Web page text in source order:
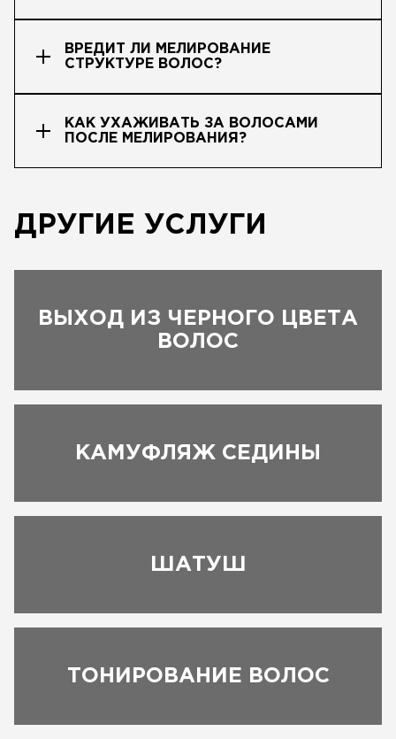
ВРЕДИТ ЛИ МЕЛИРОВАНИЕ
СТРУКТУРЕ ВОЛОС?
КАК УХАЖИВАТЬ ЗА ВОЛОСАМИ
ПОСЛЕ МЕЛИРОВАНИЯ?
ДРУГИЕ УСЛУГИ
ВЫХОД ИЗ ЧЕРНОГО ЦВЕТА
ВОЛОС
КАМУФЛЯЖ СЕДИНЫ
ШАТУШ
ТОНИРОВАНИЕ ВОЛОС